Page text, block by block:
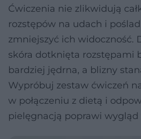
Ćwiczenia nie zlikwidują
rozstępów na udach i
zmniejszyć ich widoczność.
skóra dotknięta rozstępami
bardziej jędrna, a blizny
Wypróbuj zestaw ćwiczeń
w połączeniu z dietą i
pielęgnacją poprawi wygląd